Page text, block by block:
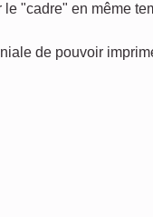
"cadre" en même
de pouvoir